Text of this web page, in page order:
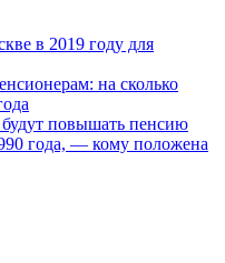
в 2019 году для
на сколько
повышать пенсию
года, — кому положена